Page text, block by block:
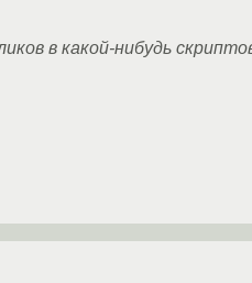
в какой-нибудь